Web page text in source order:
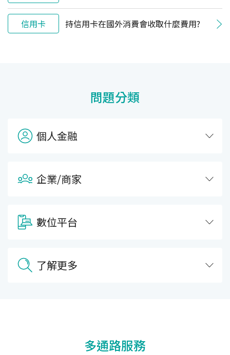
信用卡 持信用卡在國外消費會收取什麼費用?
問題分類
個人金融
企業/商家
數位平台
了解更多
多通路服務